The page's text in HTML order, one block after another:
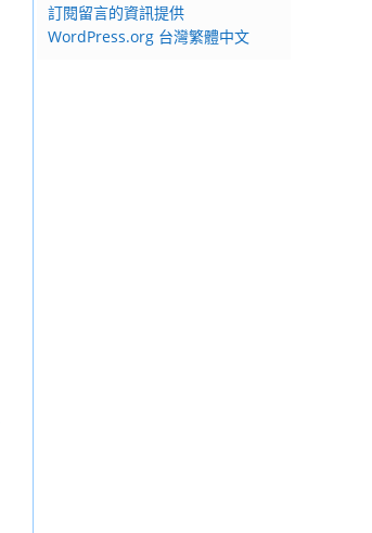
訂閱留言的資訊提供
WordPress.org 台灣繁體中文